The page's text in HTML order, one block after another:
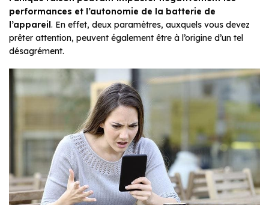
performances et l’autonomie de la batterie de
l’appareil . En effet, deux paramètres, auxquels vous devez
prêter attention, peuvent également être à l’origine d’un tel
désagrément.